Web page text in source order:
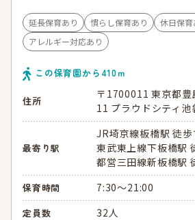
延長保育あり 慣らし保育あり
休日保育
アレルギー対応あり
この保育園から 410ｍ
住所
〒1700011 東京都
11 プラウドシティ池
最寄り駅
JR埼京線板橋駅 徒
東武東上線下板橋駅
都営三田線新板橋駅
保育時間 7:30～21:00
定員数 32人